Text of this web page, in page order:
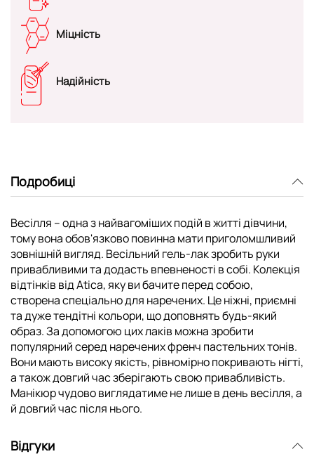
Міцність
Надійність
Подробиці
Весілля – одна з найвагоміших подій в житті дівчини,
тому вона обов'язково повинна мати приголомшливий
зовнішній вигляд. Весільний гель-лак зробить руки
привабливими та додасть впевненості в собі. Колекція
відтінків від Atica, яку ви бачите перед собою,
створена спеціально для наречених. Це ніжні, приємні
та дуже тендітні кольори, що доповнять будь-який
образ. За допомогою цих лаків можна зробити
популярний серед наречених френч пастельних тонів.
Вони мають високу якість, рівномірно покривають нігті,
а також довгий час зберігають свою привабливість.
Манікюр чудово виглядатиме не лише в день весілля, а
й довгий час після нього.
Відгуки